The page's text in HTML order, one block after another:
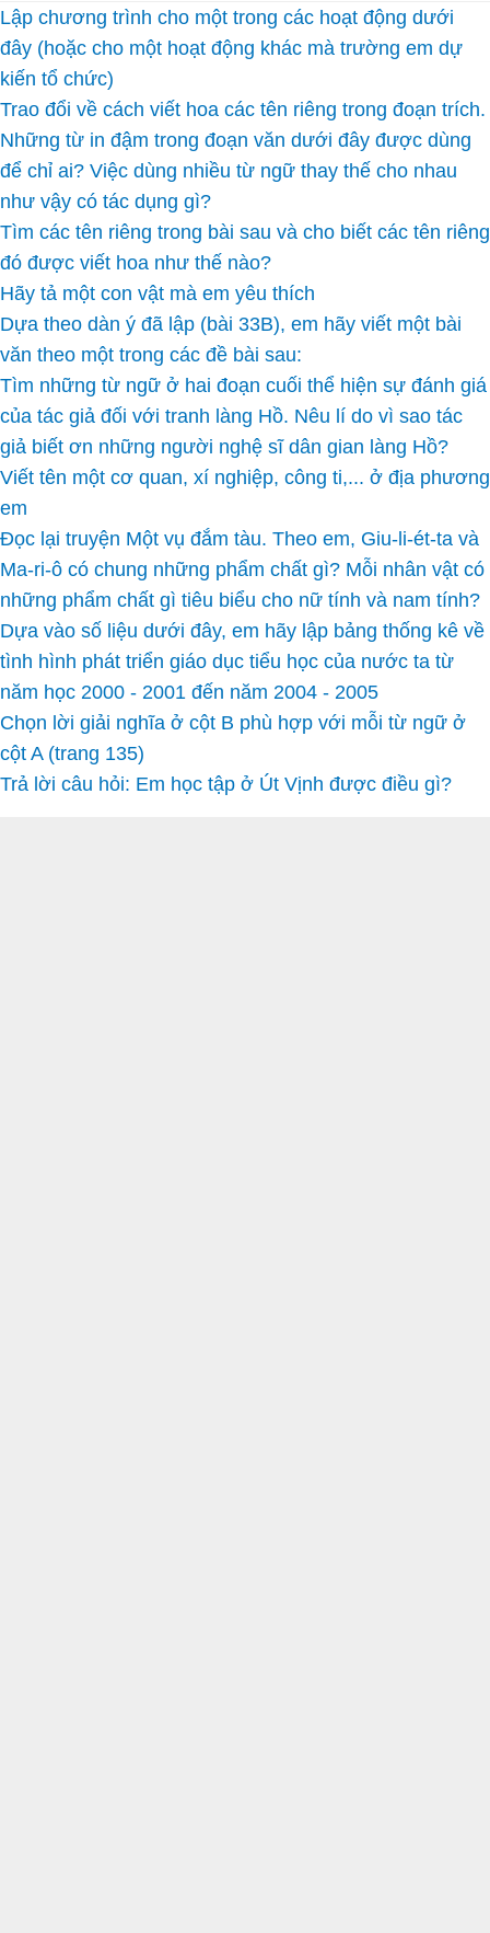
Lập chương trình cho một trong các hoạt động dưới
đây (hoặc cho một hoạt động khác mà trường em dự
kiến tổ chức)
Trao đổi về cách viết hoa các tên riêng trong đoạn trích.
Những từ in đậm trong đoạn văn dưới đây được dùng
để chỉ ai? Việc dùng nhiều từ ngữ thay thế cho nhau
như vậy có tác dụng gì?
Tìm các tên riêng trong bài sau và cho biết các tên riêng
đó được viết hoa như thế nào?
Hãy tả một con vật mà em yêu thích
Dựa theo dàn ý đã lập (bài 33B), em hãy viết một bài
văn theo một trong các đề bài sau:
Tìm những từ ngữ ở hai đoạn cuối thể hiện sự đánh giá
của tác giả đối với tranh làng Hồ. Nêu lí do vì sao tác
giả biết ơn những người nghệ sĩ dân gian làng Hồ?
Viết tên một cơ quan, xí nghiệp, công ti,... ở địa phương
em
Đọc lại truyện Một vụ đắm tàu. Theo em, Giu-li-ét-ta và
Ma-ri-ô có chung những phẩm chất gì? Mỗi nhân vật có
những phẩm chất gì tiêu biểu cho nữ tính và nam tính?
Dựa vào số liệu dưới đây, em hãy lập bảng thống kê về
tình hình phát triển giáo dục tiểu học của nước ta từ
năm học 2000 - 2001 đến năm 2004 - 2005
Chọn lời giải nghĩa ở cột B phù hợp với mỗi từ ngữ ở
cột A (trang 135)
Trả lời câu hỏi: Em học tập ở Út Vịnh được điều gì?